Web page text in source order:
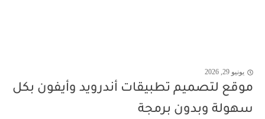
يونيو 29, 2026
موقع لتصميم تطبيقات أندرويد وأيفون بكل
سهولة وبدون برمجة